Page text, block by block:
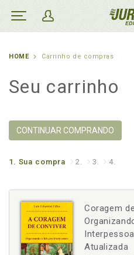
HOME Carrinho de compras
Seu carrinho
CONTINUAR COMPRANDO
1. Sua compra 2. 3. 4.
Coragem
Atualizada